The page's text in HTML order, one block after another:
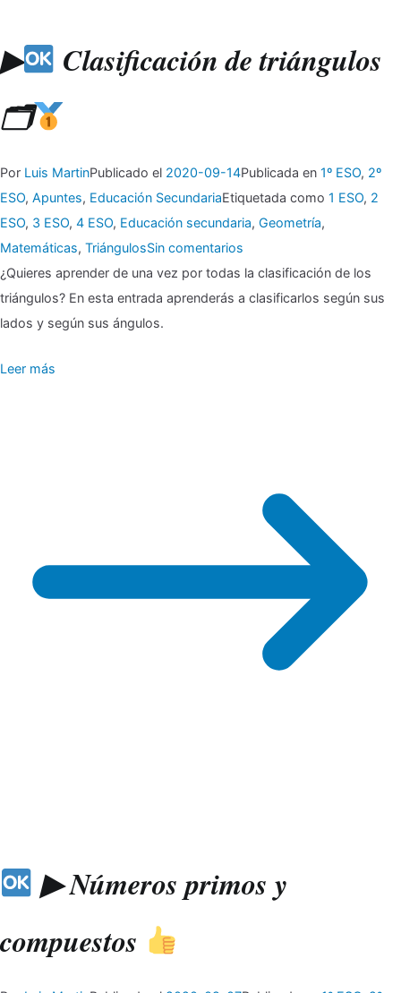
▶
Clasificación de triángulos
🗂
Por Luis MartinPublicado el 2020-09-14Publicada en 1º ESO, 2º
ESO, Apuntes, Educación SecundariaEtiquetada como 1 ESO, 2
ESO, 3 ESO, 4 ESO, Educación secundaria, Geometría,
Matemáticas, TriángulosSin comentarios
▶
¿Quieres aprender de una vez por todas la clasificación de los
triángulos? En esta entrada aprenderás a clasificarlos según sus
lados y según sus ángulos.
Leer más
▶ Números primos y
compuestos